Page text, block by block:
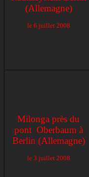
(Allemagne)
le 6 juillet 2008
Milonga près du
pont Oberbaum à
Berlin (Allemagne)
le 3 juillet 2008